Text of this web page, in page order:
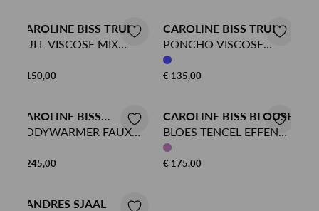
CAROLINE BISS TRUI
PULL VISCOSE MIX
MOUW
€ 150,00
CAROLINE BISS TRUI
PONCHO VISCOSE
CASHMERE EFFEN
KRAAG
€ 135,00
CAROLINE BISS
BODYWARMER
BODYWARMER FAUX
€ 245,00
CAROLINE BISS BLOUSE
BLOES TENCEL EFFEN
PLOOI
€ 175,00
XANDRES SJAAL